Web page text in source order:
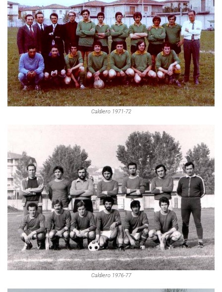
Caldiero 1971-72
Caldiero 1976-77